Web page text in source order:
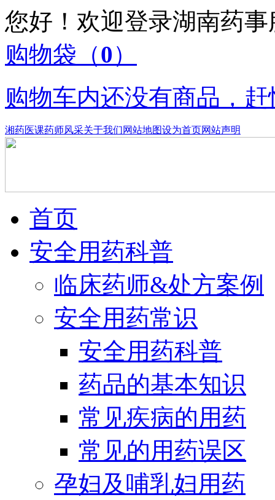
您好！欢迎登录湖南药
购物袋 （0）
购物车内还没有商品，
湘药医课药师风采关于我们网站地图设为首页网站声明
首页
安全用药科普
临床药师&处方案例
安全用药常识
安全用药科普
药品的基本知识
常见疾病的用药
常见的用药误区
孕妇及哺乳妇用药